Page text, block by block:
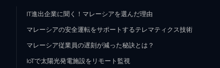
IT進出企業に聞く！マレーシアを選んだ理由
マレーシアの安全運転をサポートするテレマティクス技術
マレーシア従業員の遅刻が減った秘訣とは？
IoTで太陽光発電施設をリモート監視